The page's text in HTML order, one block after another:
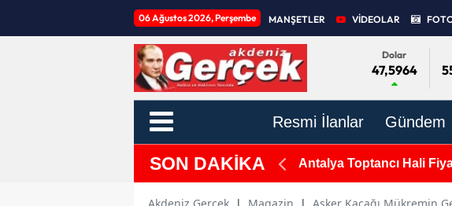
06 Ağustos 2026, Perşembe MANŞETLER VİDEOLAR
Dolar
47,5964
Resmi İlanlar Gündem
SON DAKİKA Antalya Toptancı Hali